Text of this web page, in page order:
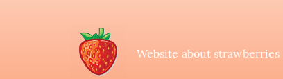
Website about strawberries